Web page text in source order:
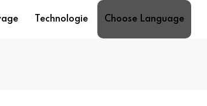
Technologie Choose Language